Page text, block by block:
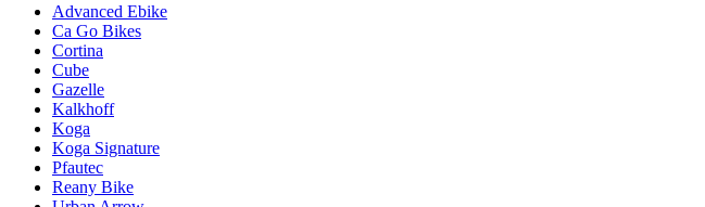
Advanced Ebike
Ca Go Bikes
Cortina
Cube
Gazelle
Kalkhoff
Koga
Koga Signature
Pfautec
Reany Bike